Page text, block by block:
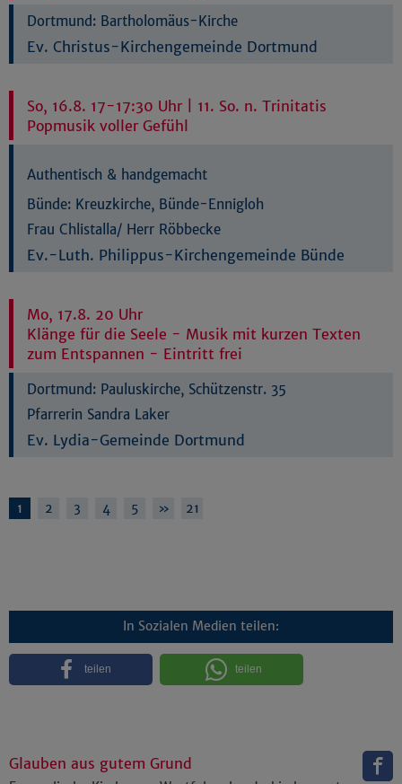
Dortmund: Bartholomäus-Kirche
Ev. Christus-Kirchengemeinde Dortmund
So, 16.8. 17-17:30 Uhr | 11. So. n. Trinitatis
Popmusik voller Gefühl
Authentisch & handgemacht
Bünde: Kreuzkirche, Bünde-Ennigloh
Frau Chlistalla/ Herr Röbbecke
Ev.-Luth. Philippus-Kirchengemeinde Bünde
Mo, 17.8. 20 Uhr
Klänge für die Seele - Musik mit kurzen Texten
zum Entspannen - Eintritt frei
Dortmund: Pauluskirche, Schützenstr. 35
Pfarrerin Sandra Laker
Ev. Lydia-Gemeinde Dortmund
1 2 3 4 5 » 21
In Sozialen Medien teilen:
teilen teilen
Glauben aus gutem Grund